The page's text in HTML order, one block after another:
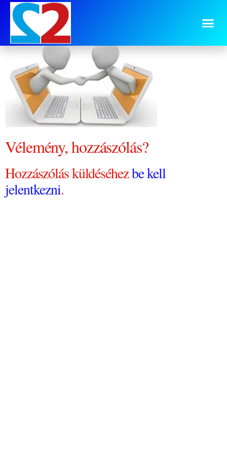
terjeszto
Vélemény, hozzászólás?
Hozzászólás küldéséhezbe kell
jelentkezni.